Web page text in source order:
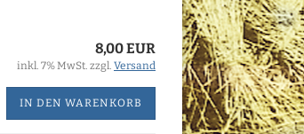
8,00 EUR
inkl. 7% MwSt. zzgl. Versand
IN DEN WARENKORB